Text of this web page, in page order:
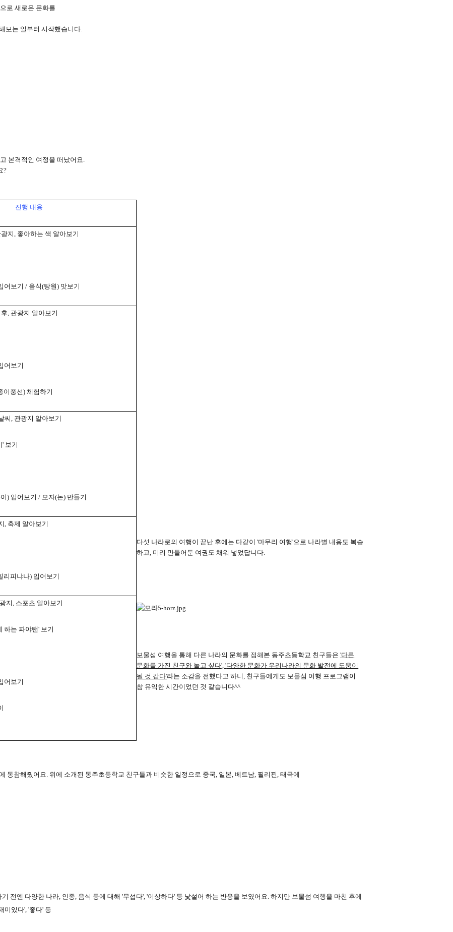
로 새로운 문화를
보는 일부터 시작했습니다
본격적인 여정을 떠났어요
?
진행 내용
지 좋아하는 색 알아보기
어보기 / 음식(탕원) 맛보기
관광지 알아보기
어보기
이풍선) 체험하기
씨 관광지 알아보기
' 보기
) 입어보기 / 모자(논) 만들기
축제 알아보기
리피냐나) 입어보기
지 스포츠 알아보기
하는 파야탠' 보기
어보기
다섯 나라로의 여행이 끝난 후에는 다같이 '마무리 여행'으로 나라별 내용도 복습
하고, 미리 만들어둔 여권도 채워 넣었답니다.
보물섬 여행을 통해 다른 나라의 문화를 접해본 동주초등학교 친구들은'다른
문화를 가진 친구와 놀고 싶다', '다양한 문화가 우리나라의 문화 발전에 도움이
될 것 같다'라는 소감을 전했다고 하니 친구들에게도 보물섬 여행 프로그램이
참 유익한 시간이었던 것 같습니다^^
동참해줬어요. 위에 소개된 동주초등학교 친구들과 비슷한 일정으로 중국, 일본,베트남, 필리핀,태국에
전엔 다양한 나라 인종 음식 등에 대해 '무섭다', '이상하다' 등 낯설어 하는 반응을 보였어요 .하지만 보물섬 여행을 마친 후에
미있다', '좋다' 등